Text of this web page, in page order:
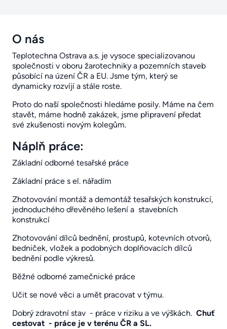
O nás
Teplotechna Ostrava a.s. je vysoce specializovanou
společnosti v oboru žarotechniky a pozemních staveb
působící na úzení ČR a EU. Jsme tým, který se
dynamicky rozvíjí a stále roste.
Proto do naší společnosti hledáme posily. Máme na čem
stavět, máme hodně zakázek, jsme připravení předat
své zkušenosti novým kolegům.
Náplň práce:
Základní odborné tesařské práce
Základní práce s el. nářadím
Zhotovování montáž a demontáž tesařských konstrukcí,
jednoduchého dřevěného lešení a stavebních
konstrukcí
Zhotovování dílců bednění, prostupů, kotevních otvorů,
bedniček, vložek a podobných doplňovacích dílců
bednění podle výkresů.
Běžné odborné zamečnické práce
Učit se nové věci a umět pracovat v týmu.
Dobrý zdravotní stav - práce v riziku a ve výškách. Chuť
cestovat - práce je v terénu ČR a SL.